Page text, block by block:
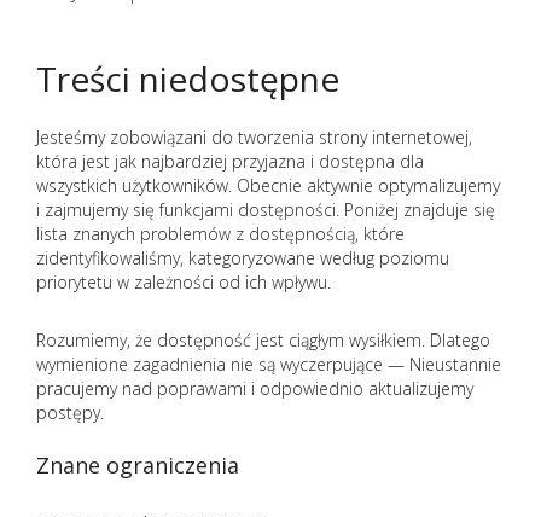
Treści niedostępne
Jesteśmy zobowiązani do tworzenia strony internetowej,
która jest jak najbardziej przyjazna i dostępna dla
wszystkich użytkowników. Obecnie aktywnie optymalizujemy
i zajmujemy się funkcjami dostępności. Poniżej znajduje się
lista znanych problemów z dostępnością, które
zidentyfikowaliśmy, kategoryzowane według poziomu
priorytetu w zależności od ich wpływu.
Rozumiemy, że dostępność jest ciągłym wysiłkiem. Dlatego
wymienione zagadnienia nie są wyczerpujące — Nieustannie
pracujemy nad poprawami i odpowiednio aktualizujemy
postępy.
Znane ograniczenia